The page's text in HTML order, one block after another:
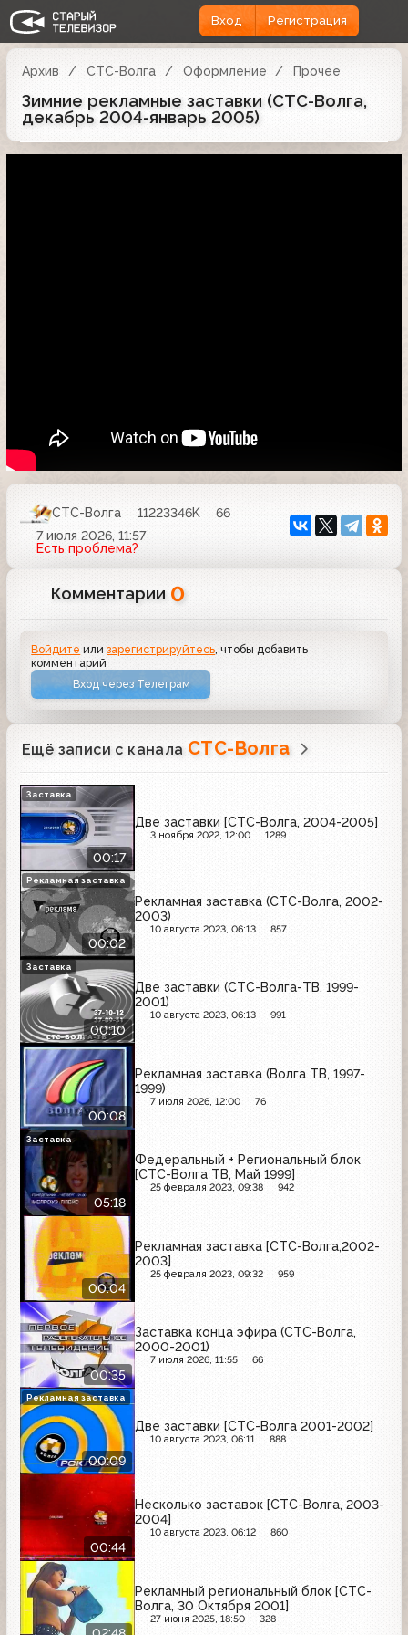
Вход Регистрация
Архив СТС-Волга Оформление Прочее
Зимние рекламные заставки (СТС-Волга,
декабрь 2004-январь 2005)
СТС-Волга 11223346K
66
7 июля 2026, 11:57
Есть проблема?
Комментарии 0
Войдите илизарегистрируйтесь , чтобы добавить
комментарий
Вход через Телеграм
Ещё записи с канала СТС-Волга
00:17
Две заставки [СТС-Волга, 2004-2005]
3 ноября 2022, 12:00 1289
Заставка
00:02
Рекламная заставка (СТС-Волга, 2002-
2003)
10 августа 2023, 06:13 857
Рекламная заставка
00:10
Две заставки (СТС-Волга-ТВ, 1999-
2001)
10 августа 2023, 06:13 991
Заставка
00:08
Рекламная заставка (Волга ТВ, 1997-
1999)
7 июля 2026, 12:00 76
05:18
Федеральный + Региональный блок
[СТС-Волга ТВ, Май 1999]
25 февраля 2023, 09:38 942
Заставка
00:04
Рекламная заставка [СТС-Волга,2002-
2003]
25 февраля 2023, 09:32 959
00:35
Заставка конца эфира (СТС-Волга,
2000-2001)
7 июля 2026, 11:55 66
00:09
Две заставки [СТС-Волга 2001-2002]
10 августа 2023, 06:11 888
Рекламная заставка
00:44
Несколько заставок [СТС-Волга, 2003-
2004]
10 августа 2023, 06:12 860
Рекламный региональный блок [СТС-
Волга, 30 Октября 2001]
27 июня 2025, 18:50 328